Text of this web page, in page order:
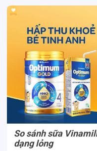
So sánh sữa
dạng lỏng